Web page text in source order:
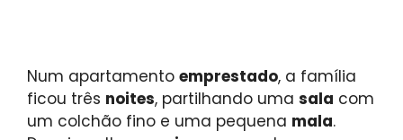
Num apartamento emprestado, a família
ficou três noites, partilhando uma sala com
um colchão fino e uma pequena mala.